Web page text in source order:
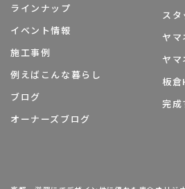
ラインナップ
イベント情報
施工事例
例えばこんな暮らし
ブログ
オーナーズブログ
ス
ヤマ
ヤ
板倉
完成